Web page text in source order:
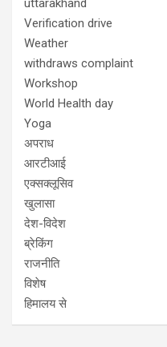
uttarakhand
Verification drive
Weather
withdraws complaint
Workshop
World Health day
Yoga
अपराध
आरटीआई
एक्सक्लूसिव
खुलासा
देश-विदेश
ब्रेकिंग
राजनीति
विशेष
हिमालय से